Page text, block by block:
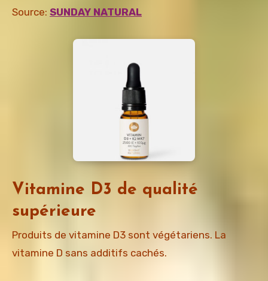
Source: SUNDAY NATURAL
Vitamine D3 de qualité
supérieure
Produits de vitamine D3 sont végétariens. La
vitamine D sans additifs cachés.